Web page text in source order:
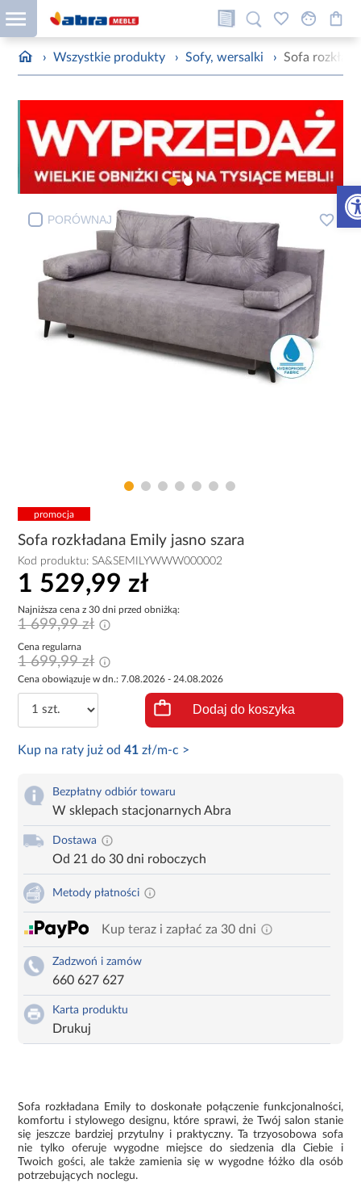
› Wszystkie produkty › Sofy, wersalki › Sofa
PORÓWNAJ
promocja
Sofa rozkładana Emily jasno szara
Kod produktu:SA&SEMILYWWW000002
1 529,99 zł
Najniższa cena z 30 dni przed obniżką:
1 699,99 zł
Cena regularna
1 699,99 zł
Cena obowiązuje w dn.: 7.08.2026 - 24.08.2026
Dodaj do koszyka
Kup na raty już od41 zł/m-c >
Bezpłatny odbiór towaru
W sklepach stacjonarnych Abra
Dostawa
Od 21 do 30 dni roboczych
Metody płatności
Kup teraz i zapłać za 30 dni
Zadzwoń i zamów
660 627 627
Karta produktu
Drukuj
Sofa rozkładana Emily to doskonałe połączenie funkcjonalności,
komfortu i stylowego designu, które sprawi, że Twój salon stanie
się jeszcze bardziej przytulny i praktyczny. Ta trzyosobowa sofa
nie tylko oferuje wygodne miejsce do siedzenia dla Ciebie i
Twoich gości, ale także zamienia się w wygodne łóżko dla osób
potrzebujących noclegu.